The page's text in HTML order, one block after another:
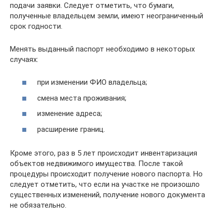
подачи заявки. Следует отметить, что бумаги,
полученные владельцем земли, имеют неограниченный
срок годности.
Менять выданный паспорт необходимо в некоторых
случаях:
при изменении ФИО владельца;
смена места проживания;
изменение адреса;
расширение границ.
Кроме этого, раз в 5 лет происходит инвентаризация
объектов недвижимого имущества. После такой
процедуры происходит получение нового паспорта. Но
следует отметить, что если на участке не произошло
существенных изменений, получение нового документа
не обязательно.